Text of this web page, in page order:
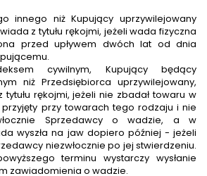
innego niż Kupujący uprzywilejowany
z tytułu rękojmi, jeżeli wada fizyczna
przed upływem dwóch lat od dnia
cywilnym, Kupujący będący
niż Przedsiębiorca uprzywilejowany,
rękojmi, jeżeli nie zbadał towaru w
przy towarach tego rodzaju i nie
Sprzedawcy o wadzie, a w
wyszła na jaw dopiero później - jeżeli
niezwłocznie po jej stwierdzeniu.
terminu wystarczy wysłanie
zawiadomienia o wadzie.